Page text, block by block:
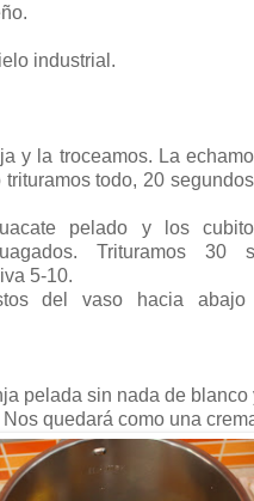
industrial.
y la troceamos. La
todo, 20
pelado y los
Trituramos 30
5-10.
del vaso hacia abajo
pelada sin nada de blanco
Nos quedará como una